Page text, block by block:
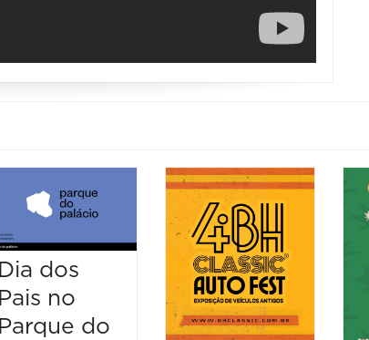
Dia dos
Pais no
Parque do